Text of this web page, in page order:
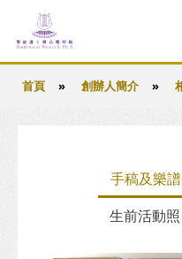
首頁 » 創辦人簡介 »
手稿及樂譜
生前活動照